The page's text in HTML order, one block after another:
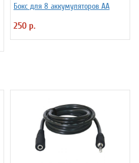
Бокс для 8 аккумуляторов АА
250 р.